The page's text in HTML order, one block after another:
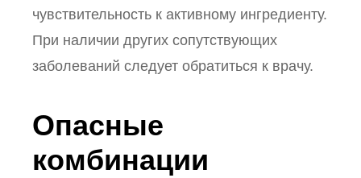
чувствительность к активному ингредиенту.
При наличии других сопутствующих
заболеваний следует обратиться к врачу.
Опасные
комбинации